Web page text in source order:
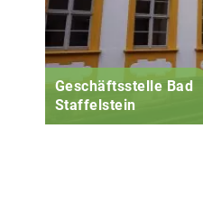
Geschäftsstelle Bad
Staffelstein